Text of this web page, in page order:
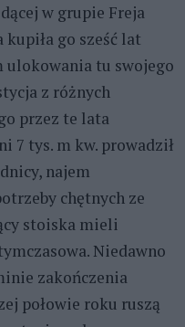
w grupie Freja
go sześć lat
ulokowania tu swojego
z różnych
przez te lata
7 tys. m kw. prowadził
najem
chętnych ze
stoiska mieli
Niedawno
zakończenia
połowie roku ruszą